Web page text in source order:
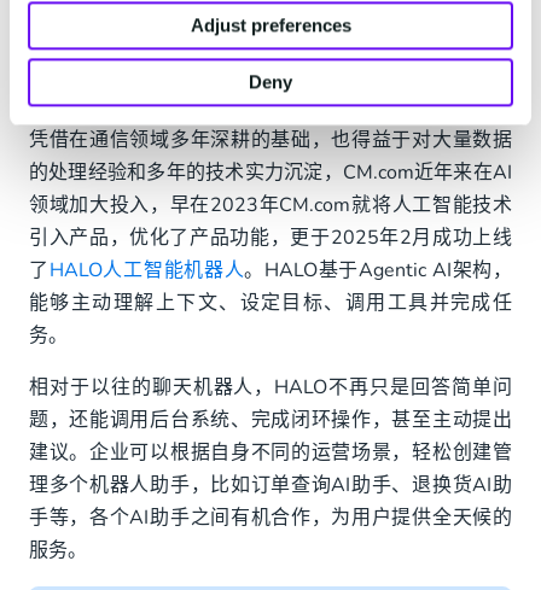
Adjust preferences
Deny
(CM.com的通信渠道）
凭借在通信领域多年深耕的基础，也得益于对大量数据
的处理经验和多年的技术实力沉淀，CM.com近年来在AI
领域加大投入，早在2023年CM.com就将人工智能技术
引入产品，优化了产品功能，更于2025年2月成功上线
了HALO人工智能机器人。HALO基于Agentic AI架构，
能够主动理解上下文、设定目标、调用工具并完成任
务。
相对于以往的聊天机器人，HALO不再只是回答简单问
题，还能调用后台系统、完成闭环操作，甚至主动提出
建议。企业可以根据自身不同的运营场景，轻松创建管
理多个机器人助手，比如订单查询AI助手、退换货AI助
手等，各个AI助手之间有机合作，为用户提供全天候的
服务。